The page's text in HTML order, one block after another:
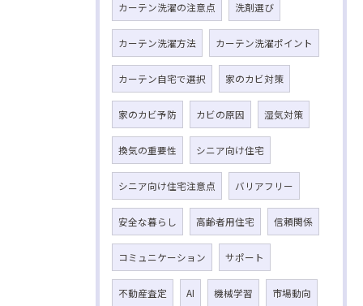
カーテン洗濯の注意点 洗剤選び
カーテン洗濯方法 カーテン洗濯ポイント
カーテン自宅で選択 家のカビ対策
家のカビ予防 カビの原因 湿気対策
換気の重要性 シニア向け住宅
シニア向け住宅注意点 バリアフリー
安全な暮らし 高齢者用住宅 信頼関係
コミュニケーション サポート
不動産査定 AI 機械学習 市場動向